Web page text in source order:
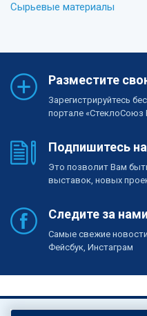
Сырьевые материалы
Разместите
Зарегистрируйтесь
портале «СтеклоСоюз
Подпишитесь
Это позволит Вам
выставок, новых
Следите за
Самые свежие
Фейсбук, Инстаграм